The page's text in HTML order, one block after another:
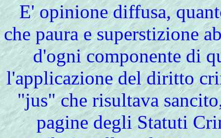
E' opinione diffusa,
che paura e superstizione
d'ogni componente di
l'applicazione del diritto
"jus" che risultava
pagine degli Statuti